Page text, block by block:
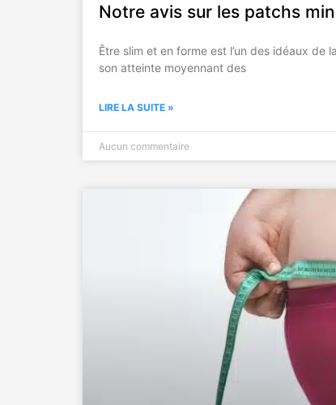
Notre avis sur les patchs
Être slim et en forme est l’un des idéaux
son atteinte moyennant des
LIRE LA SUITE »
Aucun commentaire